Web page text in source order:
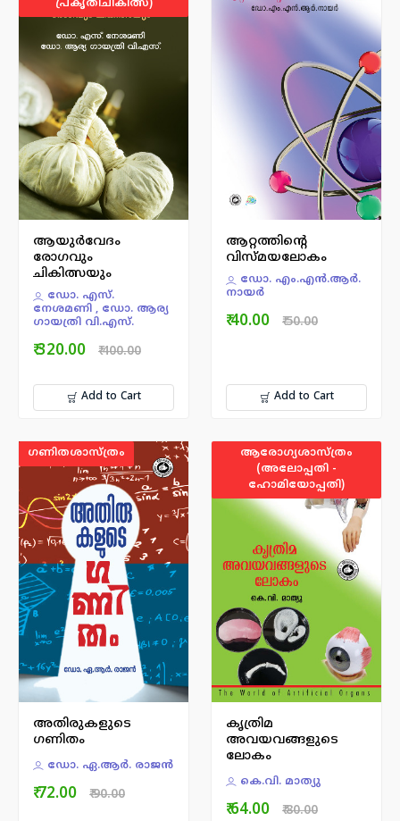
പ്രകൃതിചികിത്സ)
ആയുര്‍വേദം
രോഗവും
ചികിത്സയും
ഡോ. എസ്.
നേശമണി , ഡോ. ആര്യ
ഗായത്രി വി.എസ്.
₹ 320.00 ₹ 400.00
Add to Cart
ആറ്റത്തിന്റെ
വിസ്മയലോകം
ഡോ. എം.എന്‍.ആര്‍.
നായര്‍
₹ 40.00 ₹ 50.00
Add to Cart
ഗണിതശാസ്ത്രം
അതിരുകളുടെ
ഗണിതം
ഡോ. ഏ.ആര്‍. രാജന്‍
₹ 72.00 ₹ 90.00
ആരോഗ്യശാസ്ത്രം
(അലോപ്പതി -
ഹോമിയോപ്പതി)
കൃത്രിമ
അവയവങ്ങളുടെ
ലോകം
കെ.വി. മാത്യു
₹ 64.00 ₹ 80.00